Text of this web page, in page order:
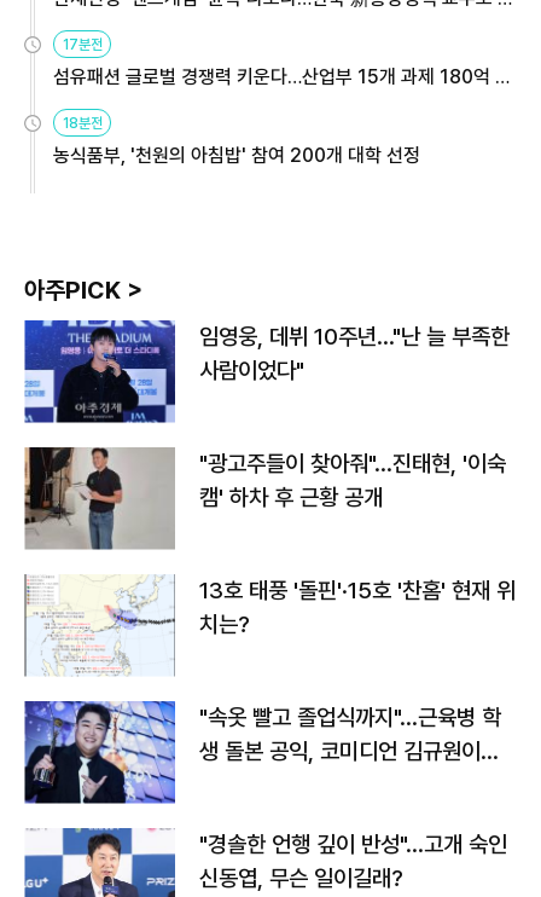
17분전
섬유패션 글로벌 경쟁력 키운다…산업부 15개 과제 180억 지
18분전
농식품부, '천원의 아침밥' 참여 200개 대학 선정
아주PICK >
임영웅, 데뷔 10주년…"난 늘 부족한
사람이었다"
"광고주들이 찾아줘"…진태현, '이숙
캠' 하차 후 근황 공개
13호 태풍 '돌핀'·15호 '찬홈' 현재 위
치는?
"속옷 빨고 졸업식까지"…근육병 학
생 돌본 공익, 코미디언 김규원이었
"경솔한 언행 깊이 반성"…고개 숙인
신동엽, 무슨 일이길래?